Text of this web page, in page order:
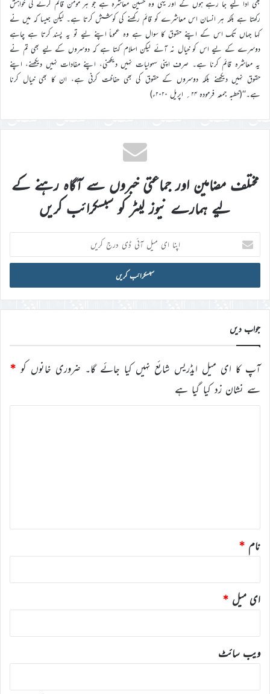
بھی ادا کیے جا رہے ہوں گے اور یہی وہ حسین معاشرہ ہے جو ہر مومن قائم کرنے کی خواہش
رکھتا ہے بلکہ ہر انسان اس معاشرے کو قائم رکھنے کی کوشش کرتا ہے۔ لیکن جیسا کہ میں نے
کہا جہاں تک اس کے اپنے حقوق کا سوال ہے وہ عموماً اپنے لیے تو یہ پسند کرتا ہے چاہے
دوسرے کے لیے اس کو خیال نہ آئے لیکن اسلام کہتا ہے کہ دوسروں کے لیے بھی تم نے
یہ معاشرہ قائم کرنا ہے۔ صرف اپنی سہولیات نہیں دیکھنی، اپنے مفادات نہیں دیکھنے، اپنے
حقوق نہیں دیکھنے بلکہ دوسروں کے حقوق کی بھی حفاظت کرنی ہے، ان کا بھی خیال کرنا
ہے۔‘‘(خطبہ جمعہ فرمودہ ۲۴؍ اپریل ۲۰۲۰ء)
مختلف مضامین اور جماعتی خبروں سے آگاہ رہنے کے
لیے ہمارے نیوز لیٹر کو سبسکرائب کریں
اپنا
ای
میل
ڈی
درج
کریں
جواب دیں
آپ کا ای میل ایڈریس شائع نہیں کیا جائے گا۔ ضروری خانوں کو *
سے نشان زد کیا گیا ہے
نام *
ای میل *
ویب‌ سائٹ